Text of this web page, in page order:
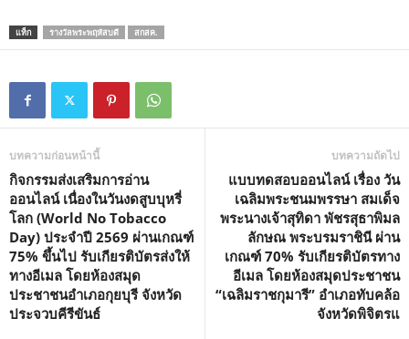
แท็ก รางวัลพระพฤหัสบดี สกสค.
บทความก่อนหน้านี้
กิจกรรมส่งเสริมการอ่าน
ออนไลน์ เนื่องในวันงดสูบบุหรี่
โลก (World No Tobacco
Day) ประจำปี 2569 ผ่านเกณฑ์
75% ขึ้นไป รับเกียรติบัตรส่งให้
ทางอีเมล โดยห้องสมุด
ประชาชนอำเภอกุยบุรี จังหวัด
ประจวบคีรีขันธ์
บทความถัดไป
แบบทดสอบออนไลน์ เรื่อง วัน
เฉลิมพระชนมพรรษา สมเด็จ
พระนางเจ้าสุทิดา พัชรสุธาพิมล
ลักษณ พระบรมราชินี ผ่าน
เกณฑ์ 70% รับเกียรติบัตรทาง
อีเมล โดยห้องสมุดประชาชน
“เฉลิมราชกุมารี” อำเภอทับคล้อ
จังหวัดพิจิตรแ